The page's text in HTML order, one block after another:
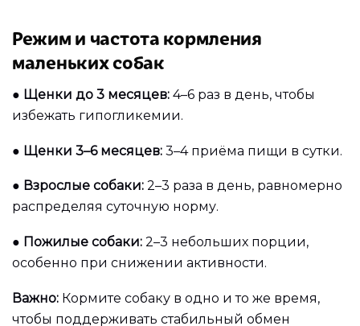
Режим и частота кормления
маленьких собак
● Щенки до 3 месяцев: 4–6 раз в день, чтобы
избежать гипогликемии.
● Щенки 3–6 месяцев: 3–4 приёма пищи в сутки.
● Взрослые собаки: 2–3 раза в день, равномерно
распределяя суточную норму.
● Пожилые собаки: 2–3 небольших порции,
особенно при снижении активности.
Важно: Кормите собаку в одно и то же время,
чтобы поддерживать стабильный обмен